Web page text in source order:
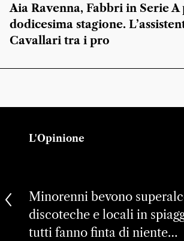
Aia Ravenna, Fabbri in Serie A
dodicesima stagione.
Cavallari tra i pro
L'Opinione
Minorenni bevono
discoteche e locali in
tutti fanno finta di niente…